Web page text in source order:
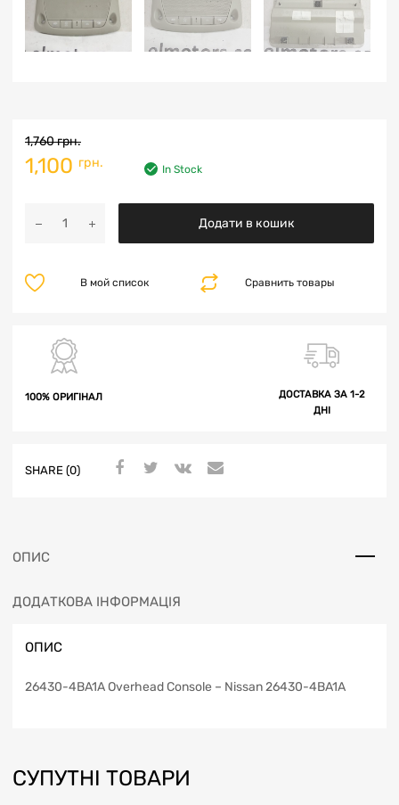
1,760грн.
1,100 грн. In Stock
Додати в кошик
Сравнить товары
В мой список
100% ОРИГІНАЛ
ДОСТАВКА ЗА 1-2
ДНІ
SHARE (0)
ОПИС
ДОДАТКОВА ІНФОРМАЦІЯ
ОПИС
26430-4BA1A Overhead Console – Nissan 26430-4BA1A
СУПУТНІ ТОВАРИ